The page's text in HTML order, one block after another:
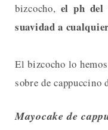
bizcocho, el ph del
suavidad a
El bizcocho lo
sobre de cappuccino
Mayocake de